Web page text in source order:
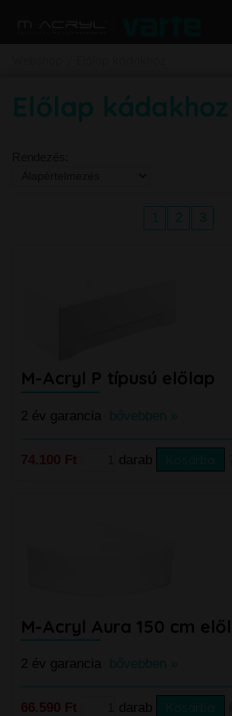
Előlap kádakhoz
1 2 3
M-Acryl P típusú előlap
2 év garancia bővebben »
74.100 Ft darab Kosárba
M-Acryl Aura 150 cm
2 év garancia bővebben »
66.590 Ft darab Kosárba